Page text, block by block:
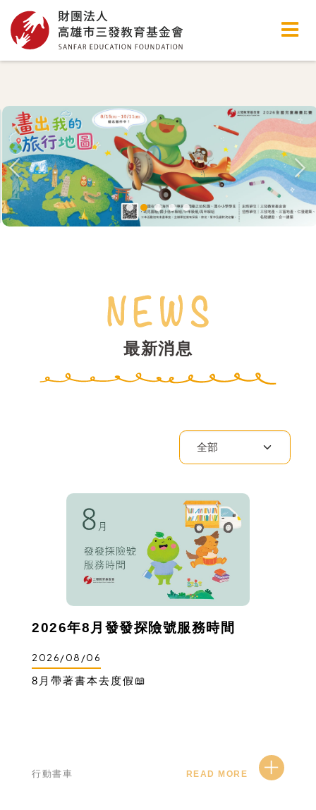
高雄市三發教育基金會
最新消息
2026年8月發發探險號服務時間
2026/08/06
8月帶著書本去度假📖
行動書車 READ MORE